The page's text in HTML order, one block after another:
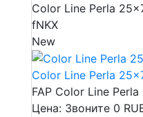
Color Line Perla
fNKX
New
Color Line Perla
FAP Color Line
Цена: Звоните 0